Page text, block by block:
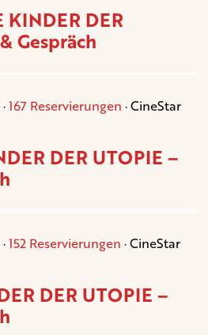
DER
Gespräch
167 Reservierungen · CineStar
DER UTOPIE –
152 Reservierungen · CineStar
DER UTOPIE –